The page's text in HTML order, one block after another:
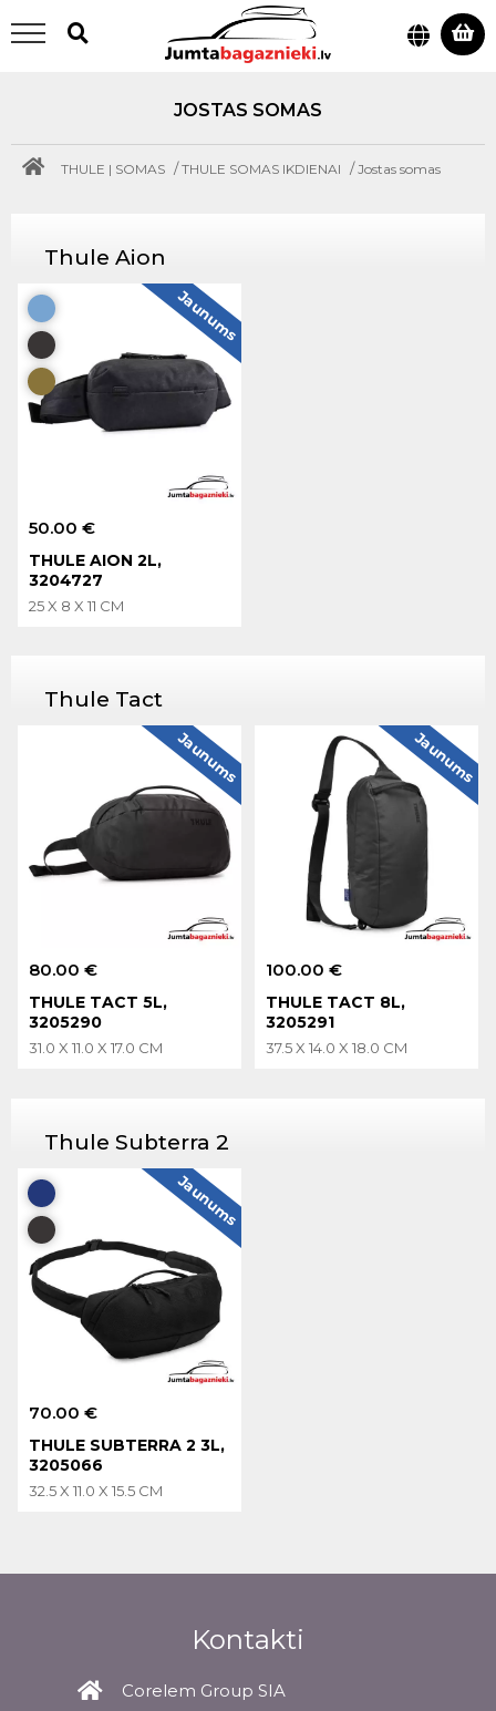
JOSTAS SOMAS
THULE | SOMAS /THULE SOMAS IKDIENAI /Jostas somas
Thule Aion
50.00 €
THULE AION 2L,
3204727
25 X 8 X 11 CM
Jaunums
Thule Tact
80.00 €
THULE TACT 5L,
3205290
31.0 X 11.0 X 17.0 CM
Jaunums
100.00 €
THULE TACT 8L,
3205291
37.5 X 14.0 X 18.0 CM
Jaunums
Thule Subterra 2
70.00 €
THULE SUBTERRA 2 3L,
3205066
32.5 X 11.0 X 15.5 CM
Jaunums
Kontakti
Corelem Group SIA